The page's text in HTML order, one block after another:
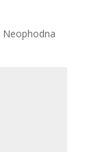
Neophodna